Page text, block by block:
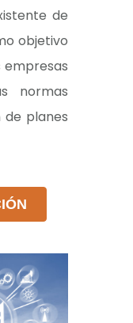
de
objetivo
empresas
normas
planes